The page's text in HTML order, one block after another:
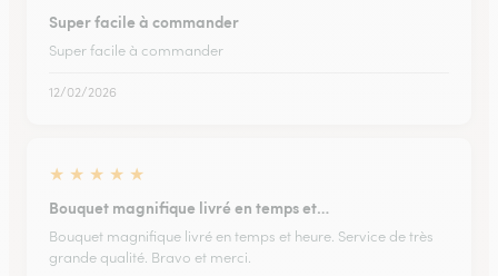
Super facile à commander
Super facile à commander
12/02/2026
★ ★ ★ ★ ★
Bouquet magnifique livré en temps et…
Bouquet magnifique livré en temps et heure. Service de très
grande qualité. Bravo et merci.